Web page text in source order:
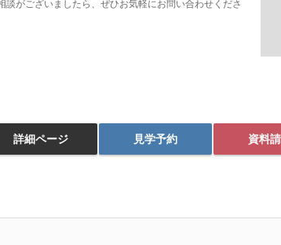
談がございましたら、ぜひお気軽にお問い合わせくださ
詳細ページ 見学予約 資料